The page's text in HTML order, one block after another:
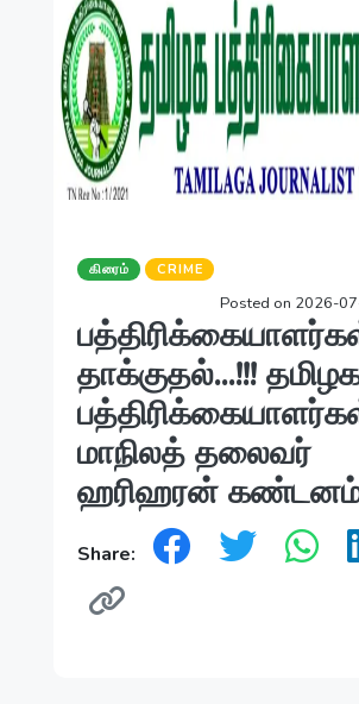
கிரைம் CRIME
Posted on 2026-
தாக்குதல்...!!!
மாநிலத் தலைவர்
ஹரிஹரன்
Share: